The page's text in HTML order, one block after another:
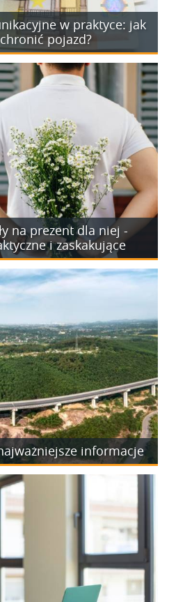
w praktyce: jak
pojazd?
na prezent dla niej -
i zaskakujące
informacje